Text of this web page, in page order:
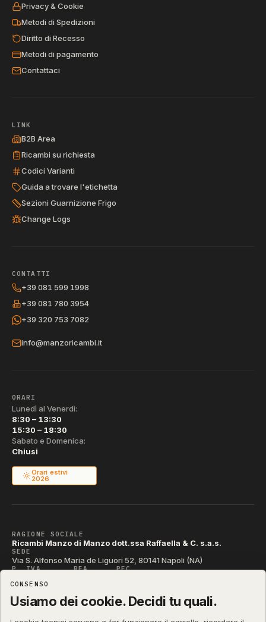
Privacy & Cookie
Metodi di Spedizioni
Diritto di Recesso
Metodi di pagamento
Contattaci
LINK
B2B Area
Ricambi su richiesta
Codici Varianti
Guida a trovare l'etichetta
Sezioni Guarnizione Frigo
Change Logs
CONTATTI
+39 081 599 1998
+39 081 780 3954
+39 320 753 7082
info@manzoricambi.it
ORARI
Lunedì al Venerdì:
8:30 – 13:30
15:30 – 18:30
Sabato e Domenica:
Chiusi
Orari estivi
2026
RAGIONE SOCIALE
Ricambi Manzo di Manzo dott.ssa Raffaella & C. s.a.s.
SEDE
Via S. Alfonso Maria de Liguori 52, 80141 Napoli (NA)
P. IVA REA PEC
CODICE SDI
T04ZHR3
CONSENSO
Usiamo dei cookie. Decidi tu quali.